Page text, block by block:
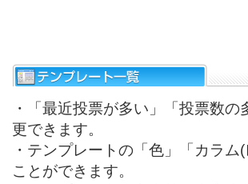
・「最近投票が多い」「投票数
更できます。
・テンプレートの「色」「カラ
ことができます。